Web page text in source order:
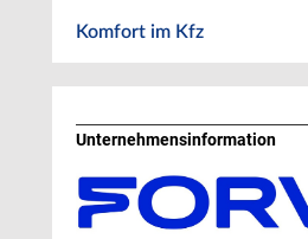
Komfort im Kfz
Unternehmens­information